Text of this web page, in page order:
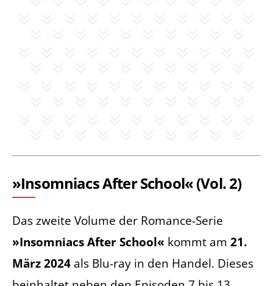
»Insomniacs After School« (Vol. 2)
Das zweite Volume der Romance-Serie
»Insomniacs After School« kommt am 21.
März 2024 als Blu-ray in den Handel. Dieses